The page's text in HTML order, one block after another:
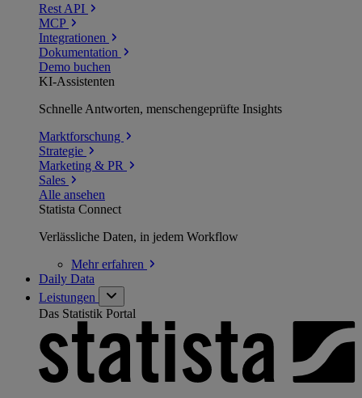
Rest API
MCP
Integrationen
Dokumentation
Demo buchen
KI-Assistenten
Schnelle Antworten, menschengeprüfte Insights
Marktforschung
Strategie
Marketing & PR
Sales
Alle ansehen
Statista Connect
Verlässliche Daten, in jedem Workflow
Mehrerfahren
Daily Data
Leistungen
Das Statistik Portal